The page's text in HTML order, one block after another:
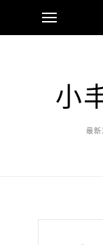
小
最